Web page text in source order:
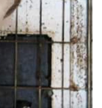
Juni 2026